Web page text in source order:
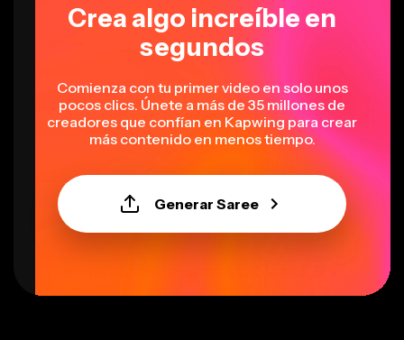
Crea algo increíble en
segundos
Comienza con tu primer video en solo unos
pocos clics. Únete a más de 35 millones de
creadores que confían en Kapwing para crear
más contenido en menos tiempo.
Generar Saree